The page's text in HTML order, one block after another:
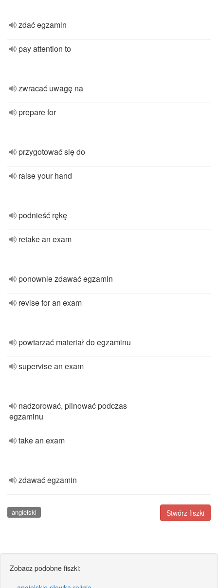
zdać egzamin
pay attention to
zwracać uwagę na
prepare for
przygotować się do
raise your hand
podnieść rękę
retake an exam
ponownie zdawać egzamin
revise for an exam
powtarzać materiał do egzaminu
supervise an exam
nadzorować, pilnować podczas
egzaminu
take an exam
zdawać egzamin
Stwórz fiszki
angielski
Zobacz podobne fiszki: